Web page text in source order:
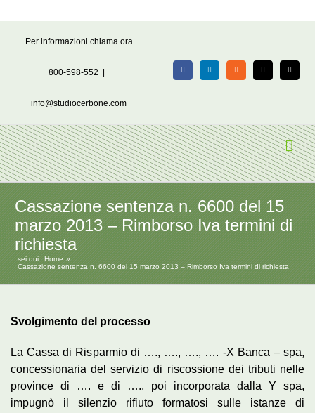
Per informazioni chiama ora
800-598-552
info@studiocerbone.com
FacebookLinkedIn Rss X Email
Cassazione sentenza n. 6600 del 15
marzo 2013 – Rimborso Iva termini di
richiesta
sei qui:
Home
Cassazione sentenza n. 6600 del 15 marzo 2013 – Rimborso Iva termini di richiesta
Svolgimento del processo
La Cassa di Risparmio di …., …., …., …. -X Banca – spa,
concessionaria del servizio di riscossione dei tributi nelle
province di …. e di …., poi incorporata dalla Y spa,
impugnò il silenzio rifiuto formatosi sulle istanze di